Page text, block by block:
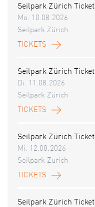
Seilpark Zürich Ticket
Mo. 10.08.2026
Seilpark Zürich
TICKETS
Seilpark Zürich Ticket
Di. 11.08.2026
Seilpark Zürich
TICKETS
Seilpark Zürich Ticket
Mi. 12.08.2026
Seilpark Zürich
TICKETS
Seilpark Zürich Ticket